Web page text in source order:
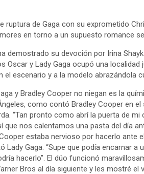
ruptura de Gaga con su exprometido
en torno a un supuesto romance
demostrado su devoción por Irina
Oscar y Lady Gaga ocupó una
el escenario y a la modelo abrazándola
y Bradley Cooper no niegan es la
como contó Bradley Cooper en
“Tan pronto como abrí la puerta de mi
que nos calentamos una pasta del día
estaba nervioso por hacerlo ante
Lady Gaga. “Supe que podía encarnar
hacerlo”. El dúo funcionó
Bros al día siguiente y les mostré el